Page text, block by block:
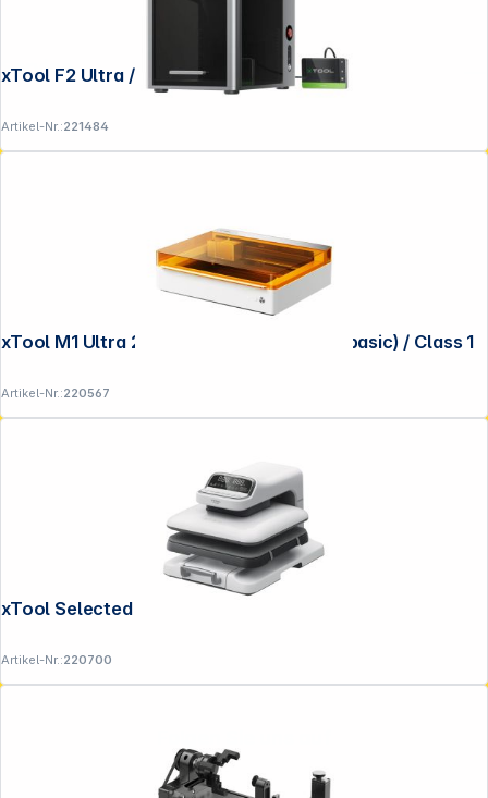
xTool F2 Ultra / Class 4
Artikel-Nr.:221484
xTool M1 Ultra 20W 4-in-1 Standard Kit (basic) / Class 1
Artikel-Nr.:220567
Artikel-Nr.:220700
Service